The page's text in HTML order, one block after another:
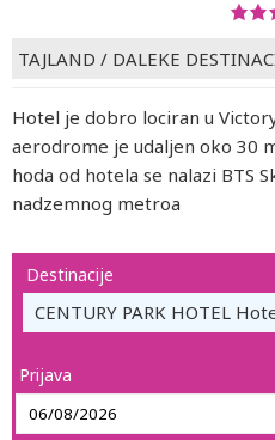
TAJLAND / DALEKE
Hotel je dobro lociran u
aerodrome je udaljen oko 30
hoda od hotela se nalazi BTS
nadzemnog metroa
Destinacije
CENTURY PARK HOTEL
Prijava